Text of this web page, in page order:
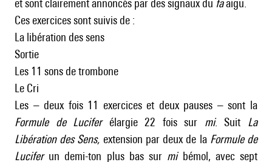
et sont clairement annoncés par des signaux du faaigu.
Ces exercices sont suivis de :
La libération des sens
Sortie
Les 11 sons de trombone
Le Cri
Les – deux fois 11 exercices et deux pauses – sont la
Formule de Luciferélargie 22 fois sur mi. Suit La
Libération des Sens, extension par deux de la Formule de
Lucifer un demi-ton plus bas sur mibémol, avec sept